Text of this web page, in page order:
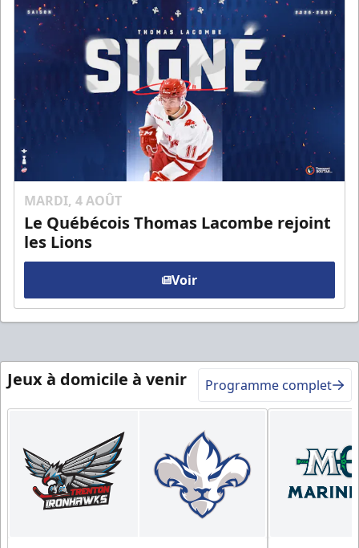
MARDI, 4 AOÛT
Le Québécois Thomas Lacombe rejoint
les Lions
Voir
Jeux à domicile à venir Programme complet